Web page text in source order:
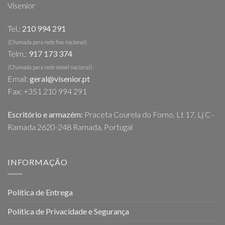
be
on
the
product
page
Visenior
Tel.: 210 994 291
(Chamada para rede fixa nacional)
Telm.: 917 173 374
(Chamada para rede móvel nacional)
Email: geral@visenior.pt
Fax: +351 210 994 291
Escritório e armazém: Praceta Courela do Forno, Lt 17, Lj C -
Ramada 2620-248 Ramada, Portugal
INFORMAÇÃO
Política de Entrega
Política de Privacidade e Segurança